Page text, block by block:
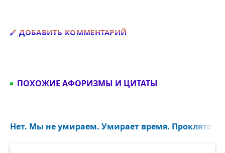
ДОБАВИТЬ КОММЕНТАРИЙ
ПОХОЖИЕ АФОРИЗМЫ И ЦИТАТЫ
Нет. Мы не умираем. Умирает время. Проклятое